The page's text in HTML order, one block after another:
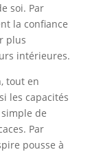
soi. Par
la confiance
plus
intérieures.
tout en
les capacités
de
Par
pousse à